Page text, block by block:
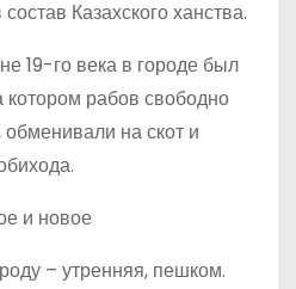
Казахского ханства.
19-го века в городе был
рабов свободно
на скот и
и новое
– утренняя, пешком.